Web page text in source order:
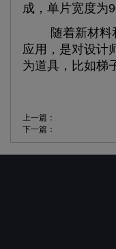
成，单片宽度为
随着新材料和
应用，是对设计
为道具，比如梯
上一篇：
下一篇：